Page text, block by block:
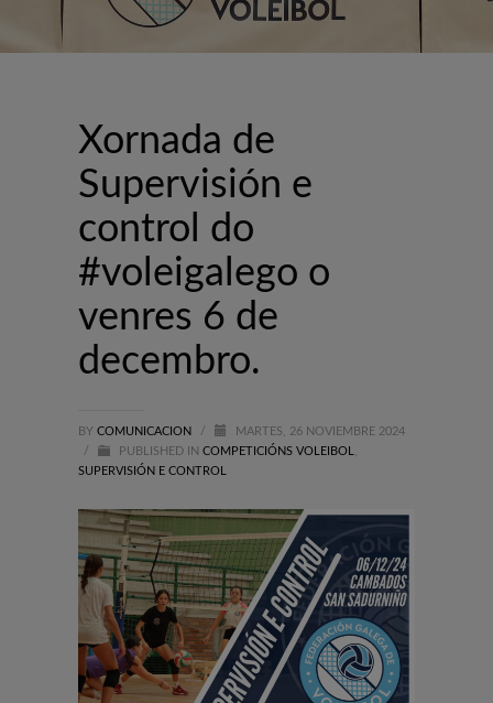
Xornada de
Supervisión e
control do
#voleigalego o
venres 6 de
decembro.
BY COMUNICACION /
MARTES, 26 NOVIEMBRE 2024
/
PUBLISHED IN COMPETICIÓNS VOLEIBOL
SUPERVISIÓN E CONTROL